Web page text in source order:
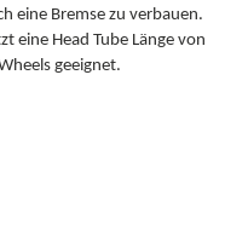
eine Bremse zu verbauen.
eine Head Tube Länge von
geeignet.